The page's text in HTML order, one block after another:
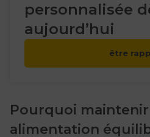
personnalisée
aujourd’hui
être
Pourquoi
alimentation